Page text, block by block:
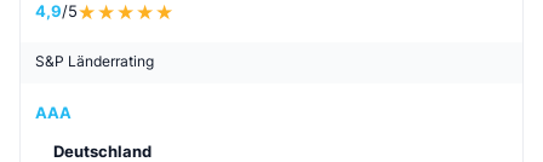
4,9/5
S&P Länderrating
AAA
Deutschland